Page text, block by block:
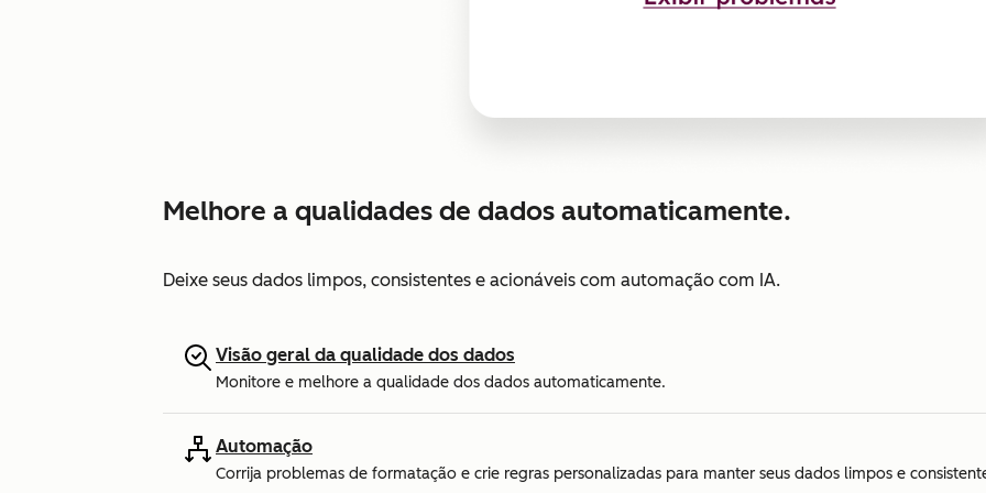
Melhore a qualidades de dados automaticamente.
Deixe seus dados limpos, consistentes e acionáveis com automação com IA.
Visão geral da qualidade dos dados
Monitore e melhore a qualidade dos dados automaticamente.
Automação
Corrija problemas de formatação e crie regras personalizadas para manter seus dados limpos e